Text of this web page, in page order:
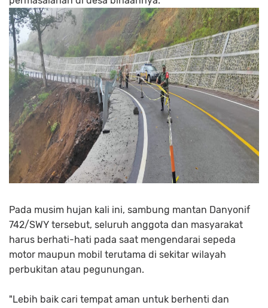
Pada musim hujan kali ini, sambung mantan Danyonif
742/SWY tersebut, seluruh anggota dan masyarakat
harus berhati-hati pada saat mengendarai sepeda
motor maupun mobil terutama di sekitar wilayah
perbukitan atau pegunungan.
"Lebih baik cari tempat aman untuk berhenti dan